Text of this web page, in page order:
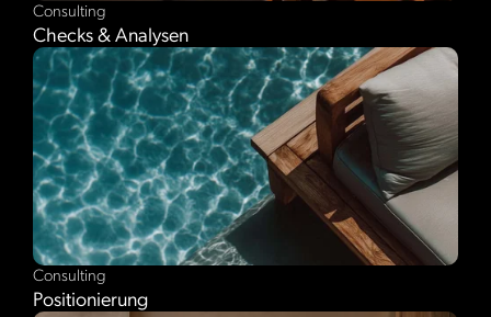
Consulting
Checks & Analysen
Consulting
Positionierung